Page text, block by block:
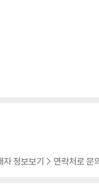
정보보기 > 연락처로 문